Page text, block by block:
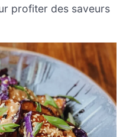
profiter des saveurs